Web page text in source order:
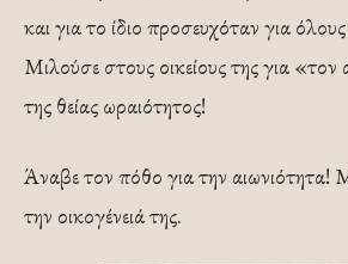
και για το ίδιο προσευχόταν για όλους
Μιλούσε στους οικείους της για
της θείας ωραιότητος!
Άναβε τον πόθο για την αιωνιότητα!
την οικογένειά της.